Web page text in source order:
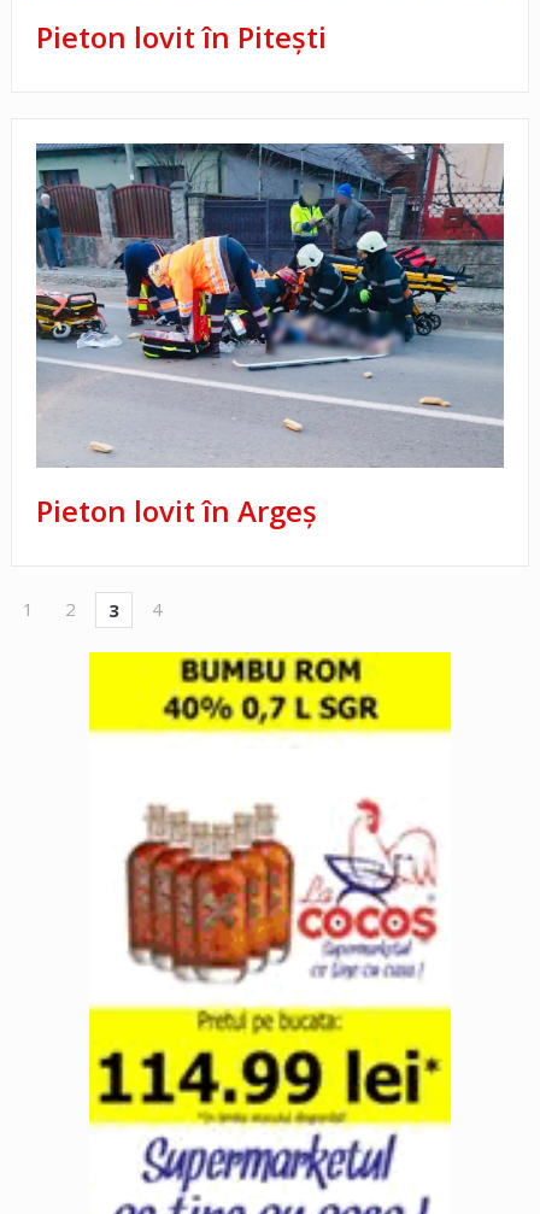
Pieton lovit în Pitești
Pieton lovit în Argeș
1 2 3 4